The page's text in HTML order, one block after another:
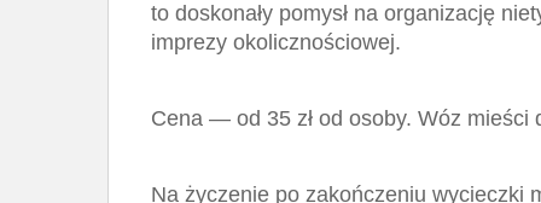
to doskonały pomysł na organizację
imprezy okolicznościowej.
Cena — od 35 zł od osoby. Wóz mieści
Na życzenie po zakończeniu wycieczki